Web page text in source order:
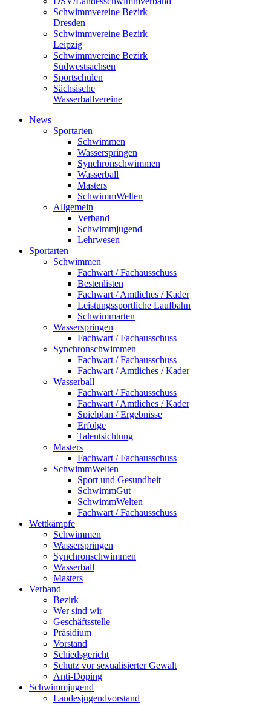
Schwimmvereine Bezirk
Dresden
Schwimmvereine Bezirk
Leipzig
Schwimmvereine Bezirk
Südwestsachsen
Sportschulen
Sächsische
Wasserballvereine
News
Sportarten
Schwimmen
Wasserspringen
Synchronschwimmen
Wasserball
Masters
SchwimmWelten
Allgemein
Verband
Schwimmjugend
Lehrwesen
Sportarten
Schwimmen
Fachwart / Fachausschuss
Bestenlisten
Fachwart / Amtliches / Kader
Leistungssportliche Laufbahn
Schwimmarten
Wasserspringen
Fachwart / Fachausschuss
Synchronschwimmen
Fachwart / Fachausschuss
Fachwart / Amtliches / Kader
Wasserball
Fachwart / Fachausschuss
Fachwart / Amtliches / Kader
Spielplan / Ergebnisse
Erfolge
Talentsichtung
Masters
Fachwart / Fachausschuss
SchwimmWelten
Sport und Gesundheit
SchwimmGut
SchwimmWelten
Fachwart / Fachausschuss
Wettkämpfe
Schwimmen
Wasserspringen
Synchronschwimmen
Wasserball
Masters
Verband
Bezirk
Wer sind wir
Geschäftsstelle
Präsidium
Vorstand
Schiedsgericht
Schutz vor sexualisierter Gewalt
Anti-Doping
Schwimmjugend
Landesjugendvorstand